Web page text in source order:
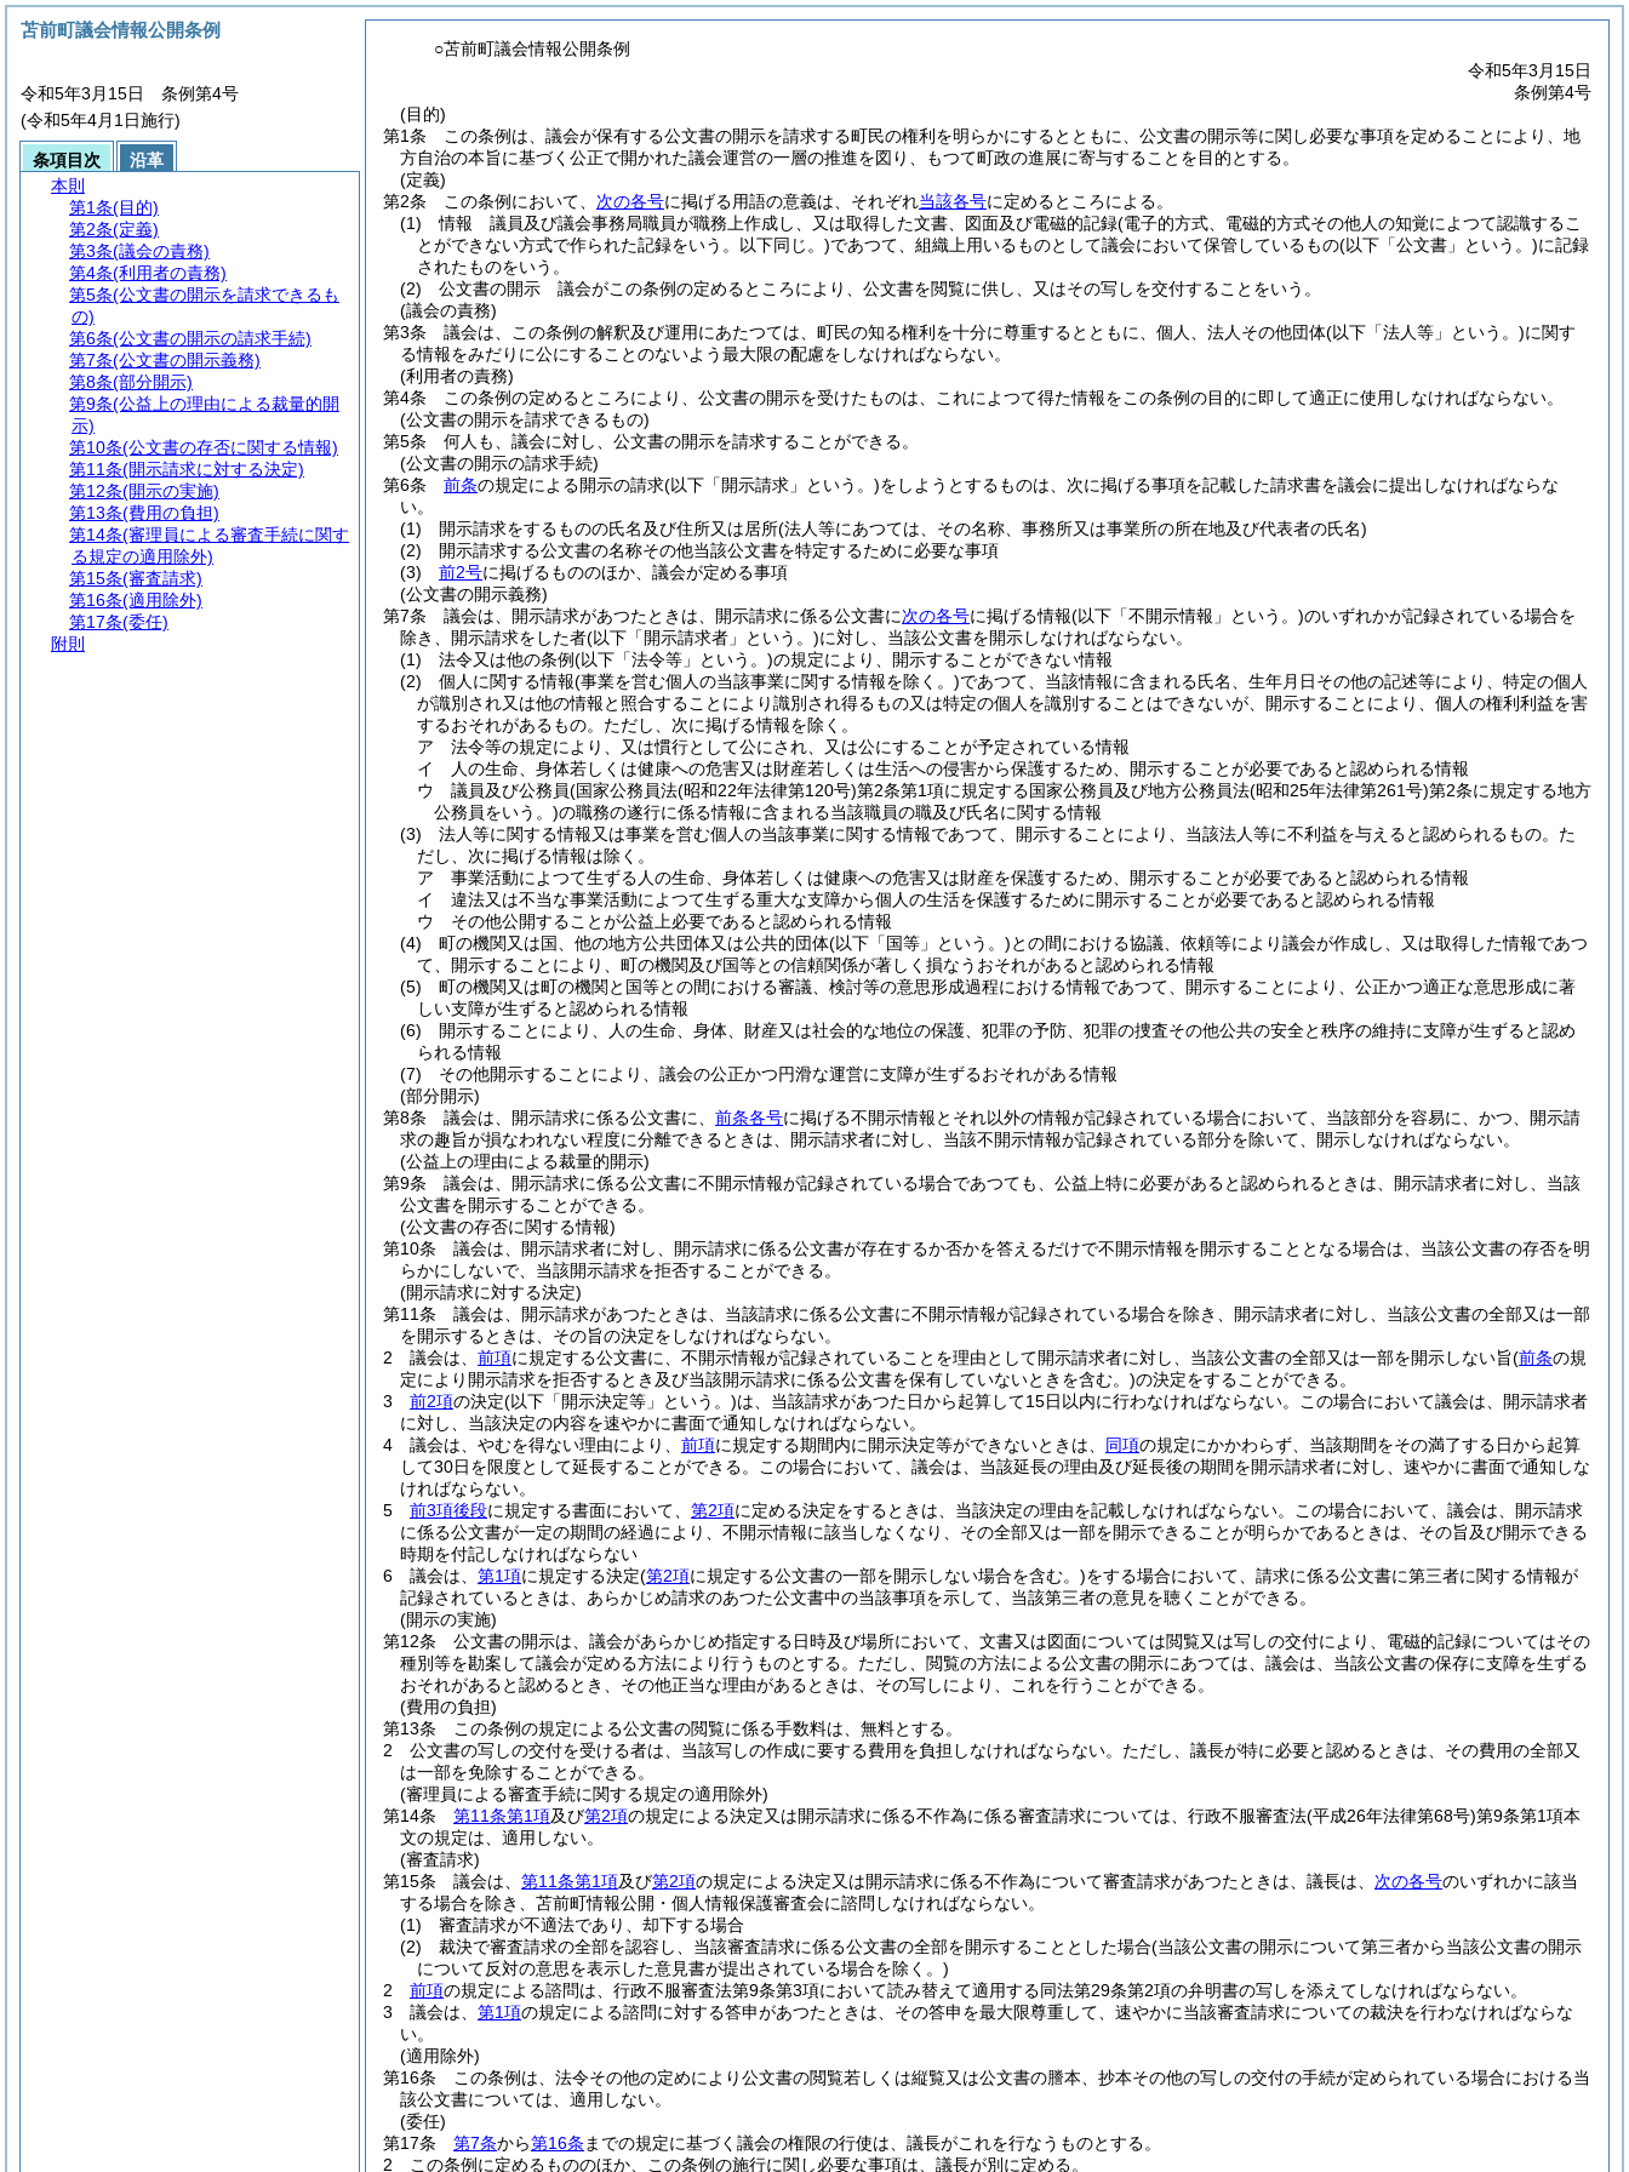
○苫前町議会情報公開条例
令和5年3月15日
条例第4号
(目的)
第1条
この条例は、議会が保有する公文書の開示を請求する町民の権利を明らかにするとともに、公文書の開示等に関し必要な事項を定めることにより、地
方自治の本旨に基づく公正で開かれた議会運営の一層の推進を図り、もつて町政の進展に寄与することを目的とする。
(定義)
第2条
この条例において、 次の各号に掲げる用語の意義は、それぞれ当該各号に定めるところによる。
(1)
情報 議員及び議会事務局職員が職務上作成し、又は取得した文書、図面及び電磁的記録(電子的方式、電磁的方式その他人の知覚によつて認識するこ
とができない方式で作られた記録をいう。以下同じ。)であつて、組織上用いるものとして議会において保管しているもの(以下「公文書」という。)に記録
されたものをいう。
(2)
公文書の開示 議会がこの条例の定めるところにより、公文書を閲覧に供し、又はその写しを交付することをいう。
(議会の責務)
第3条
議会は、この条例の解釈及び運用にあたつては、町民の知る権利を十分に尊重するとともに、個人、法人その他団体(以下「法人等」という。)に関す
る情報をみだりに公にすることのないよう最大限の配慮をしなければならない。
(利用者の責務)
第4条
この条例の定めるところにより、公文書の開示を受けたものは、これによつて得た情報をこの条例の目的に即して適正に使用しなければならない。
(公文書の開示を請求できるもの)
第5条
何人も、議会に対し、公文書の開示を請求することができる。
(公文書の開示の請求手続)
第6条
前条の規定による開示の請求(以下「開示請求」という。)をしようとするものは、次に掲げる事項を記載した請求書を議会に提出しなければならな
い。
(1)
開示請求をするものの氏名及び住所又は居所(法人等にあつては、その名称、事務所又は事業所の所在地及び代表者の氏名)
(2)
開示請求する公文書の名称その他当該公文書を特定するために必要な事項
(3)
前2号に掲げるもののほか、議会が定める事項
(公文書の開示義務)
第7条
議会は、開示請求があつたときは、開示請求に係る公文書に次の各号に掲げる情報(以下「不開示情報」という。)のいずれかが記録されている場合を
除き、開示請求をした者(以下「開示請求者」という。)に対し、当該公文書を開示しなければならない。
(1)
法令又は他の条例(以下「法令等」という。)の規定により、開示することができない情報
(2)
個人に関する情報(事業を営む個人の当該事業に関する情報を除く。)であつて、当該情報に含まれる氏名、生年月日その他の記述等により、特定の個人
が識別され又は他の情報と照合することにより識別され得るもの又は特定の個人を識別することはできないが、開示することにより、個人の権利利益を害
するおそれがあるもの。 ただし、次に掲げる情報を除く。
ア
法令等の規定により、又は慣行として公にされ、又は公にすることが予定されている情報
イ
人の生命、身体若しくは健康への危害又は財産若しくは生活への侵害から保護するため、開示することが必要であると認められる情報
ウ
議員及び公務員(国家公務員法(昭和22年法律第120号)第2条第1項に規定する国家公務員及び地方公務員法(昭和25年法律第261号)第2条に規定する地方
公務員をいう。)の職務の遂行に係る情報に含まれる当該職員の職及び氏名に関する情報
(3)
法人等に関する情報又は事業を営む個人の当該事業に関する情報であつて、開示することにより、当該法人等に不利益を与えると認められるもの。 た
だし、次に掲げる情報は除く。
ア
事業活動によつて生ずる人の生命、身体若しくは健康への危害又は財産を保護するため、開示することが必要であると認められる情報
イ
違法又は不当な事業活動によつて生ずる重大な支障から個人の生活を保護するために開示することが必要であると認められる情報
ウ
その他公開することが公益上必要であると認められる情報
(4)
町の機関又は国、他の地方公共団体又は公共的団体(以下「国等」という。)との間における協議、依頼等により議会が作成し、又は取得した情報であつ
て、開示することにより、町の機関及び国等との信頼関係が著しく損なうおそれがあると認められる情報
(5)
町の機関又は町の機関と国等との間における審議、検討等の意思形成過程における情報であつて、開示することにより、公正かつ適正な意思形成に著
しい支障が生ずると認められる情報
(6)
開示することにより、人の生命、身体、財産又は社会的な地位の保護、犯罪の予防、犯罪の捜査その他公共の安全と秩序の維持に支障が生ずると認め
られる情報
(7)
その他開示することにより、議会の公正かつ円滑な運営に支障が生ずるおそれがある情報
(部分開示)
第8条
議会は、開示請求に係る公文書に、 前条各号に掲げる不開示情報とそれ以外の情報が記録されている場合において、当該部分を容易に、かつ、開示請
求の趣旨が損なわれない程度に分離できるときは、開示請求者に対し、当該不開示情報が記録されている部分を除いて、開示しなければならない。
(公益上の理由による裁量的開示)
第9条
議会は、開示請求に係る公文書に不開示情報が記録されている場合であつても、公益上特に必要があると認められるときは、開示請求者に対し、当該
公文書を開示することができる。
(公文書の存否に関する情報)
第10条
議会は、開示請求者に対し、開示請求に係る公文書が存在するか否かを答えるだけで不開示情報を開示することとなる場合は、当該公文書の存否を明
らかにしないで、当該開示請求を拒否することができる。
(開示請求に対する決定)
第11条
議会は、開示請求があつたときは、当該請求に係る公文書に不開示情報が記録されている場合を除き、開示請求者に対し、当該公文書の全部又は一部
を開示するときは、その旨の決定をしなければならない。
2
議会は、 前項に規定する公文書に、不開示情報が記録されていることを理由として開示請求者に対し、当該公文書の全部又は一部を開示しない旨(前条の規
定により開示請求を拒否するとき及び当該開示請求に係る公文書を保有していないときを含む。)の決定をすることができる。
3
前2項の決定(以下「開示決定等」という。)は、当該請求があつた日から起算して15日以内に行わなければならない。
この場合において議会は、開示請求者
に対し、当該決定の内容を速やかに書面で通知しなければならない。
4
議会は、やむを得ない理由により、 前項に規定する期間内に開示決定等ができないときは、 同項の規定にかかわらず、当該期間をその満了する日から起算
して30日を限度として延長することができる。
この場合において、議会は、当該延長の理由及び延長後の期間を開示請求者に対し、速やかに書面で通知しな
ければならない。
5
前3項後段に規定する書面において、 第2項に定める決定をするときは、当該決定の理由を記載しなければならない。この場合において、議会は、開示請求
に係る公文書が一定の期間の経過により、不開示情報に該当しなくなり、その全部又は一部を開示できることが明らかであるときは、その旨及び開示できる
時期を付記しなければならない
6
議会は、 第1項に規定する決定(第2項に規定する公文書の一部を開示しない場合を含む。)をする場合において、請求に係る公文書に第三者に関する情報が
記録されているときは、あらかじめ請求のあつた公文書中の当該事項を示して、当該第三者の意見を聴くことができる。
(開示の実施)
第12条
公文書の開示は、議会があらかじめ指定する日時及び場所において、文書又は図面については閲覧又は写しの交付により、電磁的記録についてはその
種別等を勘案して議会が定める方法により行うものとする。 ただし、閲覧の方法による公文書の開示にあつては、議会は、当該公文書の保存に支障を生ずる
おそれがあると認めるとき、その他正当な理由があるときは、その写しにより、これを行うことができる。
(費用の負担)
第13条
この条例の規定による公文書の閲覧に係る手数料は、無料とする。
2
公文書の写しの交付を受ける者は、当該写しの作成に要する費用を負担しなければならない。 ただし、議長が特に必要と認めるときは、その費用の全部又
は一部を免除することができる。
(審理員による審査手続に関する規定の適用除外)
第14条
第11条第1項及び第2項の規定による決定又は開示請求に係る不作為に係る審査請求については、行政不服審査法(平成26年法律第68号)第9条第1項本
文の規定は、適用しない。
(審査請求)
第15条
議会は、 第11条第1項及び第2項の規定による決定又は開示請求に係る不作為について審査請求があつたときは、議長は、 次の各号のいずれかに該当
する場合を除き、苫前町情報公開・個人情報保護審査会に諮問しなければならない。
(1)
審査請求が不適法であり、却下する場合
(2)
裁決で審査請求の全部を認容し、当該審査請求に係る公文書の全部を開示することとした場合(当該公文書の開示について第三者から当該公文書の開示
について反対の意思を表示した意見書が提出されている場合を除く。)
2
前項の規定による諮問は、行政不服審査法第9条第3項において読み替えて適用する同法第29条第2項の弁明書の写しを添えてしなければならない。
3
議会は、 第1項の規定による諮問に対する答申があつたときは、その答申を最大限尊重して、速やかに当該審査請求についての裁決を行わなければならな
い。
(適用除外)
第16条
この条例は、法令その他の定めにより公文書の閲覧若しくは縦覧又は公文書の謄本、抄本その他の写しの交付の手続が定められている場合における当
該公文書については、適用しない。
(委任)
第17条
第7条から第16条 までの規定に基づく議会の権限の行使は、議長がこれを行なうものとする。
2
この条例に定めるもののほか、この条例の施行に関し必要な事項は、議長が別に定める。
苫前町議会情報公開条例
令和5年3月15日 条例第4号
(令和5年4月1日施行)
条項目次
沿革
本則
第1条(目的)
第2条(定義)
第3条(議会の責務)
第4条(利用者の責務)
第5条(公文書の開示を請求できるも
の)
第6条(公文書の開示の請求手続)
第7条(公文書の開示義務)
第8条(部分開示)
第9条(公益上の理由による裁量的開
示)
第10条(公文書の存否に関する情報)
第11条(開示請求に対する決定)
第12条(開示の実施)
第13条(費用の負担)
第14条(審理員による審査手続に関す
る規定の適用除外)
第15条(審査請求)
第16条(適用除外)
第17条(委任)
附則